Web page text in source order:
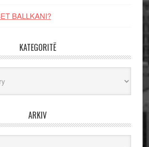
BALLKANI?
KATEGORITË
ARKIV